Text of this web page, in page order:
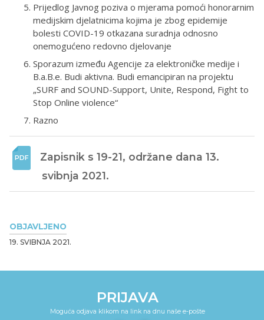
OBJAVLJENO
19. SVIBNJA 2021.
Prijedlog Javnog poziva o mjerama pomoći honorarnim
medijskim djelatnicima kojima je zbog epidemije
bolesti COVID-19 otkazana suradnja odnosno
onemogućeno redovno djelovanje
Sporazum između Agencije za elektroničke medije i
B.a.B.e. Budi aktivna. Budi emancipiran na projektu
„SURF and SOUND-Support, Unite, Respond, Fight to
Stop Online violence“
Razno
Zapisnik s 19-21, održane dana 13.
svibnja 2021.
PRIJAVA
Moguća odjava klikom na link na dnu naše e-pošte